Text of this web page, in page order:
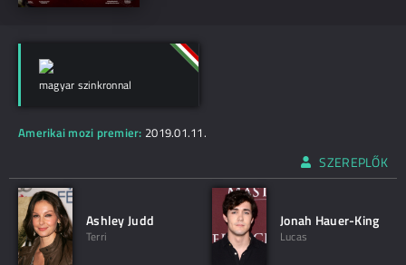
magyar szinkronnal
Amerikai mozi premier: 2019.01.11.
SZEREPLŐK
Ashley Judd
Terri
Jonah Hauer-King
Lucas